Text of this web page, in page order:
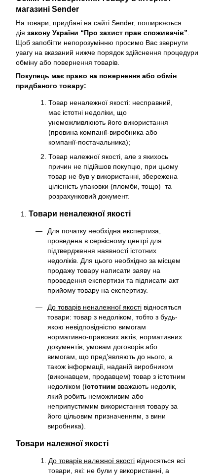
магазині Sender
На товари, придбані на сайті Sender, поширюється
дія закону України “Про захист прав споживачів”.
Щоб запобігти непорозумінню просимо Вас звернути
увагу на вказаний нижче порядок здійснення процедури
обміну або повернення товарів.
Покупець має право на повернення або обмін
придбаного товару:
Товар неналежної якості: несправний,
має істотні недоліки, що
унеможливлюють його використання
(провина компанії-виробника або
компанії-постачальника);
Товар належної якості, але з якихось
причин не підійшов покупцю, при цьому
товар не був у використанні, збережена
цілісність упаковки (пломби, тощо) та
розрахунковий документ.
Товари неналежної якості
Для початку необхідна експертиза,
проведена в сервісному центрі для
підтвердження наявності істотних
недоліків. Для цього необхідно за місцем
продажу товару написати заяву на
проведення експертизи та підписати акт
прийому товару на експертизу.
До товарів неналежної якості відносяться
товари: товар з недоліком, тобто з будь-
якою невідповідністю вимогам
нормативно-правових актів, нормативних
документів, умовам договорів або
вимогам, що пред’являють до нього, а
також інформації, наданій виробником
(виконавцем, продавцем) товар з істотним
недоліком (істотним вважають недолік,
який робить неможливим або
неприпустимим використання товару за
його цільовим призначенням, з вини
виробника).
Товари належної якості
До товарів належної якості відносяться всі
товари, які: не були у використанні, а